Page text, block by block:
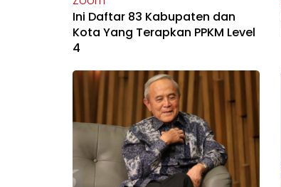
Ini Daftar 83 Kabupaten dan
Kota Yang Terapkan PPKM Level
4